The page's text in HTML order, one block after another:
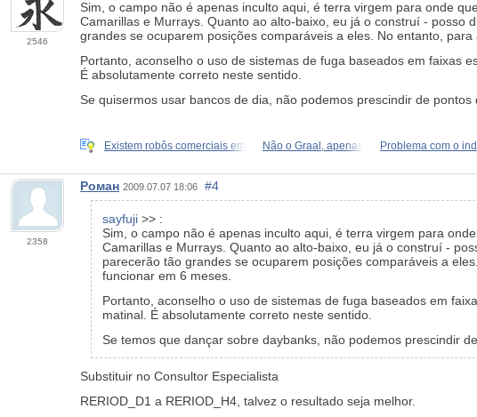
2546
Sim, o campo não é apenas inculto aqui, é terra virgem para onde
Camarillas e Murrays. Quanto ao alto-baixo, eu já o construí - posso
grandes se ocuparem posições comparáveis a eles. No entanto,
Portanto, aconselho o uso de sistemas de fuga baseados em faixas
É absolutamente correto neste sentido.
Se quisermos usar bancos de dia, não podemos prescindir de
Existem robôs comerciais em Não o Graal, apenas Problema com o
2358
Роман 2009.07.07 18:06 #4
sayfuji >> :
Sim, o campo não é apenas inculto aqui, é terra virgem para
Camarillas e Murrays. Quanto ao alto-baixo, eu já o construí -
parecerão tão grandes se ocuparem posições comparáveis a
funcionar em 6 meses.
Portanto, aconselho o uso de sistemas de fuga baseados em
matinal. É absolutamente correto neste sentido.
Se temos que dançar sobre daybanks, não podemos prescindir
Substituir no Consultor Especialista
RERIOD_D1 a RERIOD_H4, talvez o resultado seja melhor.